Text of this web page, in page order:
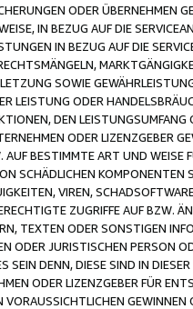
ODER ÜBERNEHMEN
IN BEZUG AUF DIE
IN BEZUG AUF DIE
SOWIE
LEISTUNG ODER
DEN
ODER LIZENZGEBER
AUF BESTIMMTE ART UND
SCHÄDLICHEN
VIREN,
ZUGRIFFE AUF BZW.
TEXTEN ODER SONSTIGEN
ODER JURISTISCHEN PERSON
SEIN DENN, DIESE SIND IN
ODER LIZENZGEBER FÜR